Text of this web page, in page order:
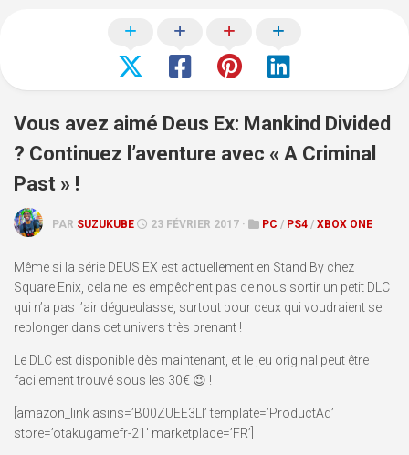
Vous avez aimé Deus Ex: Mankind Divided
? Continuez l’aventure avec « A Criminal
Past » !
PAR SUZUKUBE 23 FÉVRIER 2017 · PC / PS4 / XBOX ONE
Même si la série DEUS EX est actuellement en Stand By chez
Square Enix, cela ne les empêchent pas de nous sortir un petit DLC
qui n’a pas l’air dégueulasse, surtout pour ceux qui voudraient se
replonger dans cet univers très prenant !
Le DLC est disponible dès maintenant, et le jeu original peut être
facilement trouvé sous les 30€ 😉 !
[amazon_link asins=’B00ZUEE3LI’ template=’ProductAd’
store=’otakugamefr-21′ marketplace=’FR’]